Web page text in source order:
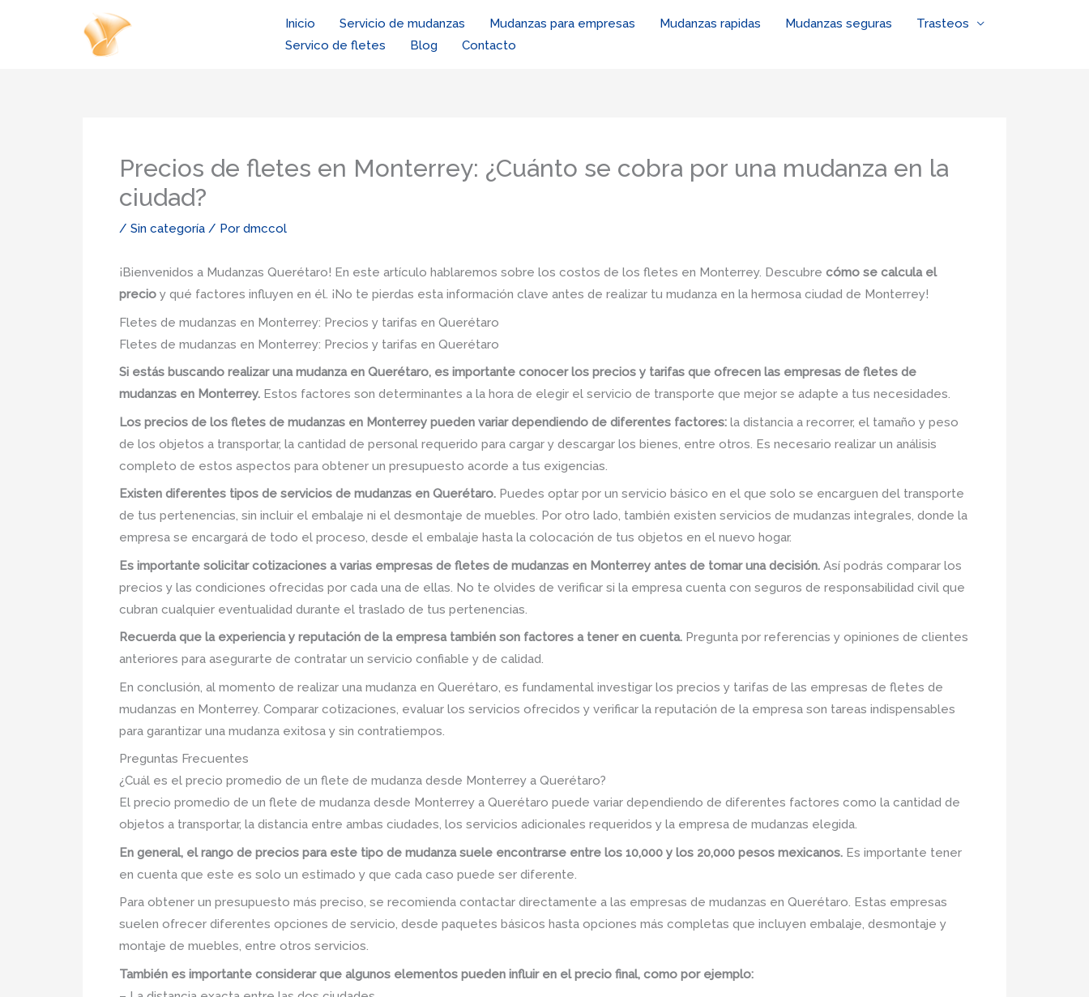
Inicio Servicio de mudanzas Mudanzas para empresas Mudanzas rapidas Mudanzas seguras
Trasteos
Servico de fletes
Blog Contacto
Precios de fletes en Monterrey: ¿Cuánto se cobra por una mudanza en la
ciudad?
/ Sin categoría / Por dmccol
¡Bienvenidos a Mudanzas Querétaro! En este artículo hablaremos sobre los costos de los fletes en Monterrey. Descubre cómo se calcula el
precio y qué factores influyen en él. ¡No te pierdas esta información clave antes de realizar tu mudanza en la hermosa ciudad de Monterrey!
Fletes de mudanzas en Monterrey: Precios y tarifas en Querétaro
Fletes de mudanzas en Monterrey: Precios y tarifas en Querétaro
Si estás buscando realizar una mudanza en Querétaro, es importante conocer los precios y tarifas que ofrecen las empresas de fletes de
mudanzas en Monterrey. Estos factores son determinantes a la hora de elegir el servicio de transporte que mejor se adapte a tus necesidades.
Los precios de los fletes de mudanzas en Monterrey pueden variar dependiendo de diferentes factores: la distancia a recorrer, el tamaño y peso
de los objetos a transportar, la cantidad de personal requerido para cargar y descargar los bienes, entre otros. Es necesario realizar un análisis
completo de estos aspectos para obtener un presupuesto acorde a tus exigencias.
Existen diferentes tipos de servicios de mudanzas en Querétaro. Puedes optar por un servicio básico en el que solo se encarguen del transporte
de tus pertenencias, sin incluir el embalaje ni el desmontaje de muebles. Por otro lado, también existen servicios de mudanzas integrales, donde la
empresa se encargará de todo el proceso, desde el embalaje hasta la colocación de tus objetos en el nuevo hogar.
Es importante solicitar cotizaciones a varias empresas de fletes de mudanzas en Monterrey antes de tomar una decisión. Así podrás comparar los
precios y las condiciones ofrecidas por cada una de ellas. No te olvides de verificar si la empresa cuenta con seguros de responsabilidad civil que
cubran cualquier eventualidad durante el traslado de tus pertenencias.
Recuerda que la experiencia y reputación de la empresa también son factores a tener en cuenta. Pregunta por referencias y opiniones de clientes
anteriores para asegurarte de contratar un servicio confiable y de calidad.
En conclusión, al momento de realizar una mudanza en Querétaro, es fundamental investigar los precios y tarifas de las empresas de fletes de
mudanzas en Monterrey. Comparar cotizaciones, evaluar los servicios ofrecidos y verificar la reputación de la empresa son tareas indispensables
para garantizar una mudanza exitosa y sin contratiempos.
Preguntas Frecuentes
¿Cuál es el precio promedio de un flete de mudanza desde Monterrey a Querétaro?
El precio promedio de un flete de mudanza desde Monterrey a Querétaro puede variar dependiendo de diferentes factores como la cantidad de
objetos a transportar, la distancia entre ambas ciudades, los servicios adicionales requeridos y la empresa de mudanzas elegida.
En general, el rango de precios para este tipo de mudanza suele encontrarse entre los 10,000 y los 20,000 pesos mexicanos. Es importante tener
en cuenta que este es solo un estimado y que cada caso puede ser diferente.
Para obtener un presupuesto más preciso, se recomienda contactar directamente a las empresas de mudanzas en Querétaro. Estas empresas
suelen ofrecer diferentes opciones de servicio, desde paquetes básicos hasta opciones más completas que incluyen embalaje, desmontaje y
montaje de muebles, entre otros servicios.
También es importante considerar que algunos elementos pueden influir en el precio final, como por ejemplo: